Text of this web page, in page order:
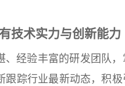
技术实力与创新能力
、经验丰富的研发团队
跟踪行业最新动态，积